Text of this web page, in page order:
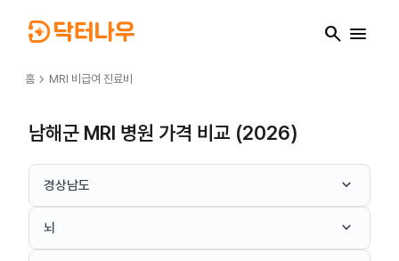
search menu
홈 chevron_right MRI 비급여 진료비
남해군 MRI 병원 가격 비교 (2026)
경상남도 keyboard_arrow_down
뇌 keyboard_arrow_down